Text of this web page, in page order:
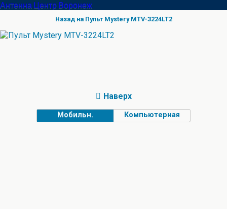
Антенна Центр Воронеж
Назад на Пульт Mystery MTV-3224LT2
Наверх
Мобильн. Компьютерная